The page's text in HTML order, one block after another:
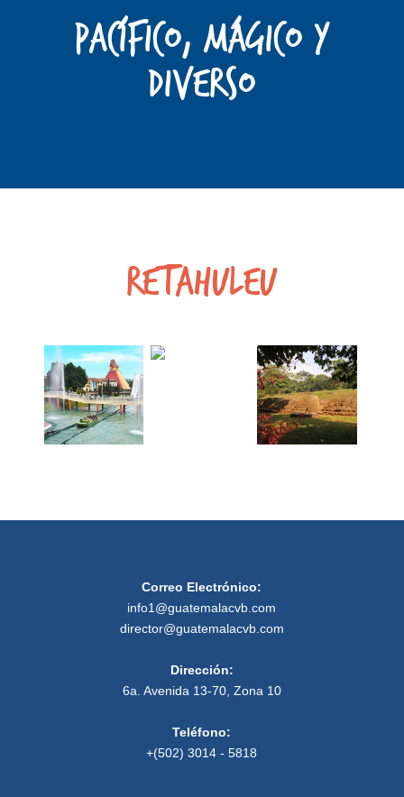
PACÍFICO, Mágico y
Diverso
Retahuleu
Correo Electrónico:
info1@guatemalacvb.com
director@guatemalacvb.com
Dirección:
6a. Avenida 13-70, Zona 10
Teléfono:
+(502) 3014 - 5818